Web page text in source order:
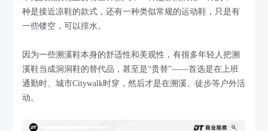
种是接近凉鞋的款式，还有一种类似常规的运动鞋，只是有
一些镂空，可以排水。
因为一些溯溪鞋本身的舒适性和美观性，有很多年轻人把溯
溪鞋当成洞洞鞋的替代品，甚至是“贵替”——首选是在上班
通勤时、城市Citywalk时穿，然后才是在溯溪、徒步等户外活
动。